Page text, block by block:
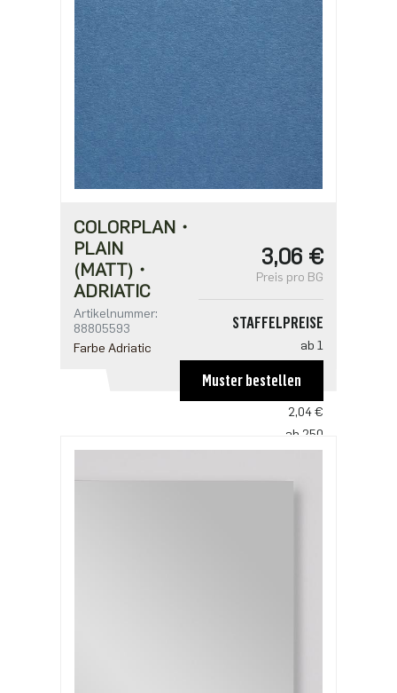
1,11 €
COLORPLAN・
PLAIN
(MATT)・
ADRIATIC
Artikelnummer:
88805593
Farbe Adriatic
3,06 €
Preis pro BG
STAFFELPREISE
ab 1
ab 125
2,04 €
ab 250
ab 625
Muster bestellen